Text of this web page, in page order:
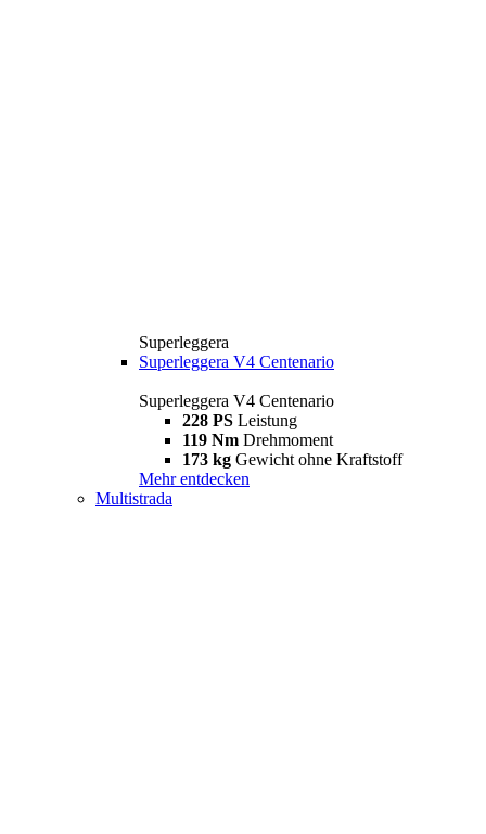
Superleggera
Superleggera V4 Centenario
Superleggera V4 Centenario
228 PS Leistung
119 Nm Drehmoment
173 kg Gewicht ohne Kraftstoff
Mehr entdecken
Multistrada